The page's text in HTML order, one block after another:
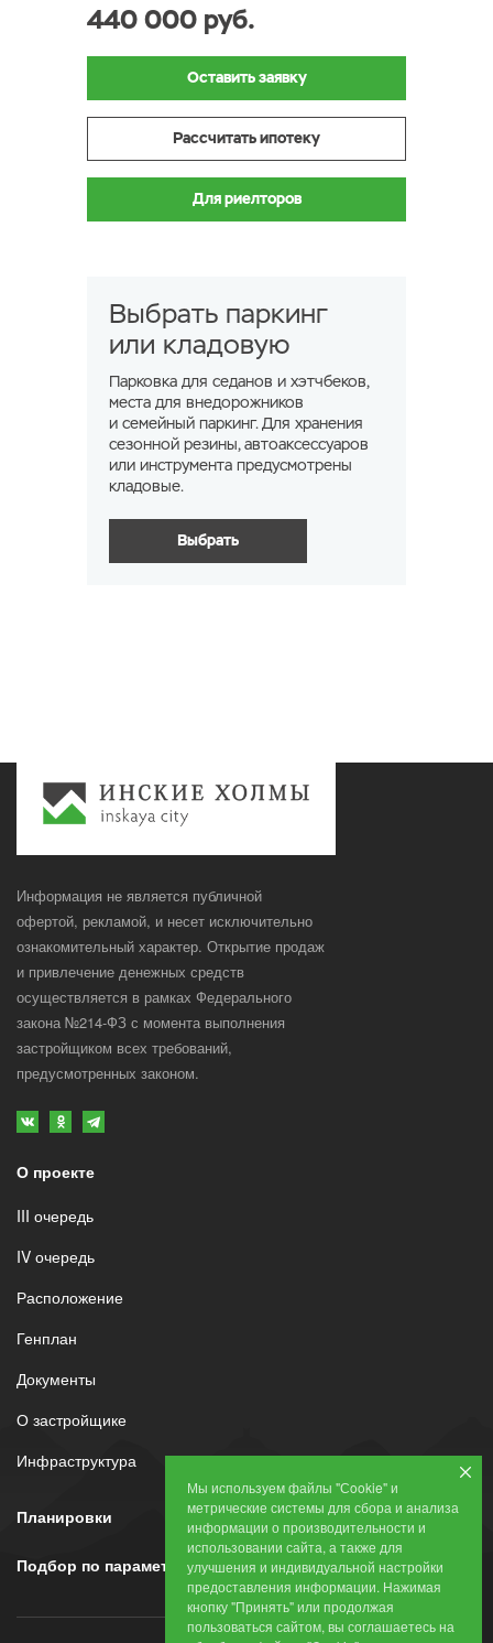
440 000 руб.
Оставить заявку
Рассчитать ипотеку
Для риелторов
Выбрать паркинг
или кладовую
Парковка для седанов и хэтчбеков,
места для внедорожников
и семейный паркинг. Для хранения
сезонной резины, автоаксессуаров
или инструмента предусмотрены
кладовые.
Выбрать
Информация не является публичной
офертой, рекламой, и несет исключительно
ознакомительный характер. Открытие продаж
и привлечение денежных средств
осуществляется в рамках Федерального
закона №214-ФЗ с момента выполнения
застройщиком всех требований,
предусмотренных законом.
О проекте
III очередь
IV очередь
Расположение
Генплан
Документы
О застройщике
Инфраструктура
Планировки
Подбор по параметрам
Мы используем файлы "Сookie" и
метрические системы для сбора и анализа
информации о производительности и
использовании сайта, а также для
улучшения и индивидуальной настройки
предоставления информации. Нажимая
кнопку "Принять" или продолжая
пользоваться сайтом, вы соглашаетесь на